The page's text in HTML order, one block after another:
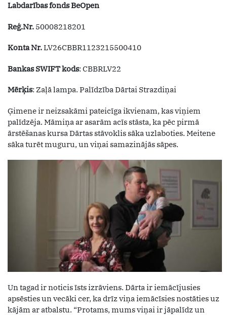
Labdarības fonds BeOpen
Reģ.Nr. 50008218201
Konta Nr.LV26CBBR1123215500410
Bankas SWIFT kods: CBBRLV22
Mērķis: Zaļā lampa. Palīdzība Dārtai Strazdiņai
Ģimene ir neizsakāmi pateicīga ikvienam, kas viņiem
palīdzēja. Māmiņa ar asarām acīs stāsta, ka pēc pirmā
ārstēšanas kursa Dārtas stāvoklis sāka uzlaboties. Meitene
sāka turēt muguru, un viņai samazinājās sāpes.
Un tagad ir noticis īsts izrāviens. Dārta ir iemācījusies
apsēsties un vecāki cer, ka drīz viņa iemācīsies nostāties uz
kājām ar atbalstu. “Protams, mums viņai ir jāpalīdz un